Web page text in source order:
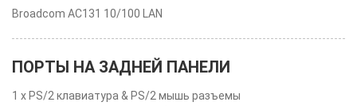
Broadcom AC131 10/100 LAN
ПОРТЫ НА ЗАДНЕЙ ПАНЕЛИ
1 x PS/2 клавиатура & PS/2 мышь разъемы